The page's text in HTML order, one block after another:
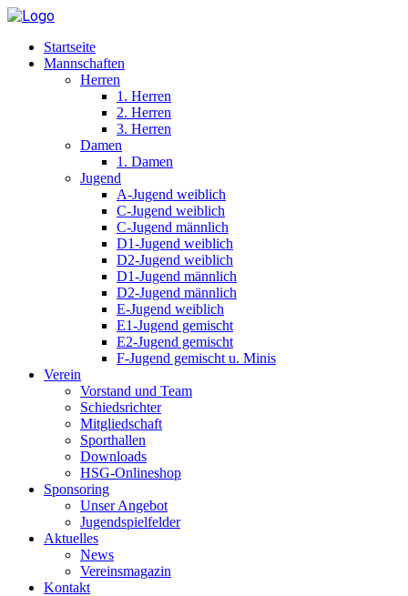
Startseite
Mannschaften
Herren
1. Herren
2. Herren
3. Herren
Damen
1. Damen
Jugend
A-Jugend weiblich
C-Jugend weiblich
C-Jugend männlich
D1-Jugend weiblich
D2-Jugend weiblich
D1-Jugend männlich
D2-Jugend männlich
E-Jugend weiblich
E1-Jugend gemischt
E2-Jugend gemischt
F-Jugend gemischt u. Minis
Verein
Vorstand und Team
Schiedsrichter
Mitgliedschaft
Sporthallen
Downloads
HSG-Onlineshop
Sponsoring
Unser Angebot
Jugendspielfelder
Aktuelles
News
Vereinsmagazin
Kontakt